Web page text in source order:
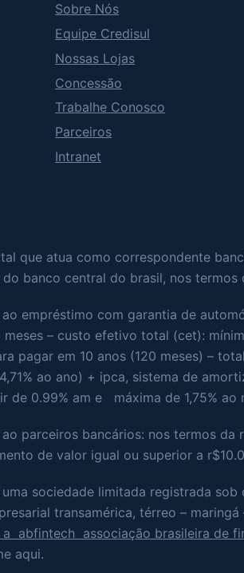
Sobre Nós
Equipe Credisul
Nossas Lojas
Concessão
Trabalhe Conosco
Parceiros
Intranet
que atua como correspondente
banco central do brasil, nos termos
empréstimo com garantia de
– custo efetivo total (cet):
pagar em 10 anos (120 meses) –
ao ano) + ipca, sistema de
0.99% am e máxima de 1,75% ao
parceiros bancários: nos termos
de valor igual ou superior a
sociedade limitada registrada
transamérica, térreo –
abfintech associação brasileira de
aqui.